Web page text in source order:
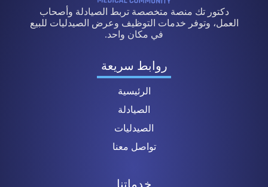
دكتور تك منصة متخصصة تربط الصيادلة وأصحاب
العمل، وتوفر خدمات التوظيف وعرض الصيدليات للبيع
في مكان واحد.
روابط سريعة
الرئيسية
الصيادلة
الصيدليات
تواصل معنا
خدماتنا